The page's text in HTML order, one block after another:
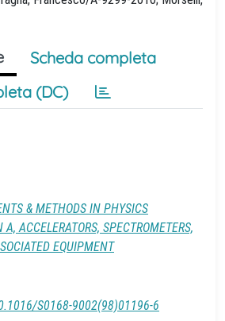
Scheda completa
(DC)
& METHODS IN PHYSICS
ACCELERATORS, SPECTROMETERS,
EQUIPMENT
S0168-9002(98)01196-6